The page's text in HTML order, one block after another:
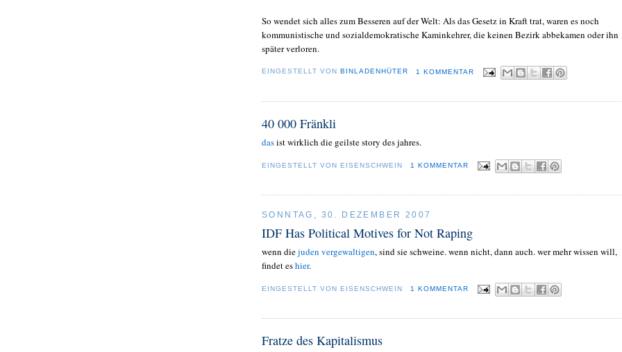
So wendet sich alles zum Besseren auf der Welt: Als das Gesetz in Kraft trat, waren es noch
kommunistische und sozialdemokratische Kaminkehrer, die keinen Bezirk abbekamen oder ihn
später verloren.
EINGESTELLT VON BINLADENHÜTER 1 KOMMENTAR
40 000 Fränkli
dasist wirklich die geilste story des jahres.
EINGESTELLT VONEISENSCHWEIN 1 KOMMENTAR
SONNTAG, 30. DEZEMBER 2007
IDF Has Political Motives for Not Raping
wenn diejuden vergewaltigen, sind sie schweine. wenn nicht, dann auch. wer mehr wissen will,
findet eshier.
EINGESTELLT VONEISENSCHWEIN 1 KOMMENTAR
Fratze des Kapitalismus